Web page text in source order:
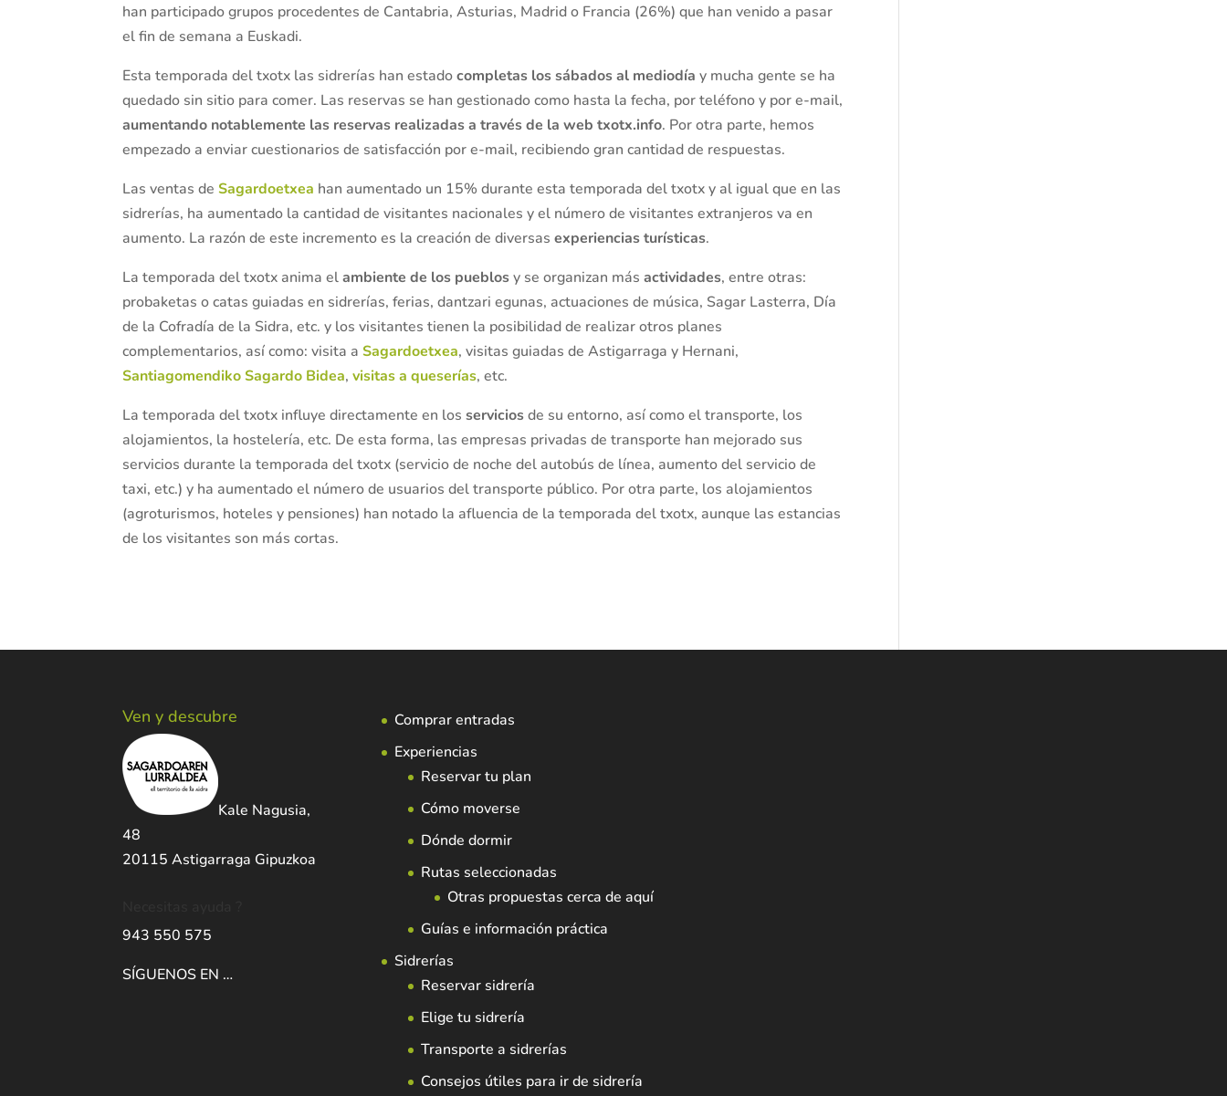
han participado grupos procedentes de Cantabria, Asturias, Madrid o Francia (26%) que han venido a pasar
el fin de semana a Euskadi.
Esta temporada del txotx las sidrerías han estadocompletas los sábados al mediodía y mucha gente se ha
quedado sin sitio para comer. Las reservas se han gestionado como hasta la fecha, por teléfono y por e-mail,
aumentando notablemente las reservas realizadas a través de la web txotx.info. Por otra parte, hemos
empezado a enviar cuestionarios de satisfacción por e-mail, recibiendo gran cantidad de respuestas.
Las ventas deSagardoetxea han aumentado un 15% durante esta temporada del txotx y al igual que en las
sidrerías, ha aumentado la cantidad de visitantes nacionales y el número de visitantes extranjeros va en
aumento. La razón de este incremento es la creación de diversasexperiencias turísticas.
La temporada del txotx anima elambiente de los pueblosy se organizan másactividades, entre otras:
probaketas o catas guiadas en sidrerías, ferias, dantzari egunas, actuaciones de música, Sagar Lasterra, Día
de la Cofradía de la Sidra, etc. y los visitantes tienen la posibilidad de realizar otros planes
complementarios, así como: visita aSagardoetxea, visitas guiadas de Astigarraga y Hernani,
Santiagomendiko Sagardo Bidea,visitas a queserías, etc.
La temporada del txotx influye directamente en losserviciosde su entorno, así como el transporte, los
alojamientos, la hostelería, etc. De esta forma, las empresas privadas de transporte han mejorado sus
servicios durante la temporada del txotx (servicio de noche del autobús de línea, aumento del servicio de
taxi, etc.) y ha aumentado el número de usuarios del transporte público. Por otra parte, los alojamientos
(agroturismos, hoteles y pensiones) han notado la afluencia de la temporada del txotx, aunque las estancias
de los visitantes son más cortas.
Ven y descubre
Kale Nagusia,
48
20115 Astigarraga Gipuzkoa
943 550 575
SÍGUENOS EN …
Comprar entradas
Experiencias
Reservar tu plan
Cómo moverse
Dónde dormir
Rutas seleccionadas
Otras propuestas cerca de aquí
Guías e información práctica
Sidrerías
Reservar sidrería
Elige tu sidrería
Transporte a sidrerías
Consejos útiles para ir de sidrería